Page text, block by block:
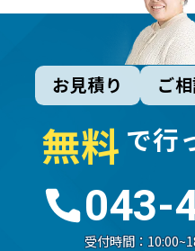
お見積り ご
無料 で行
043-
受付時間：